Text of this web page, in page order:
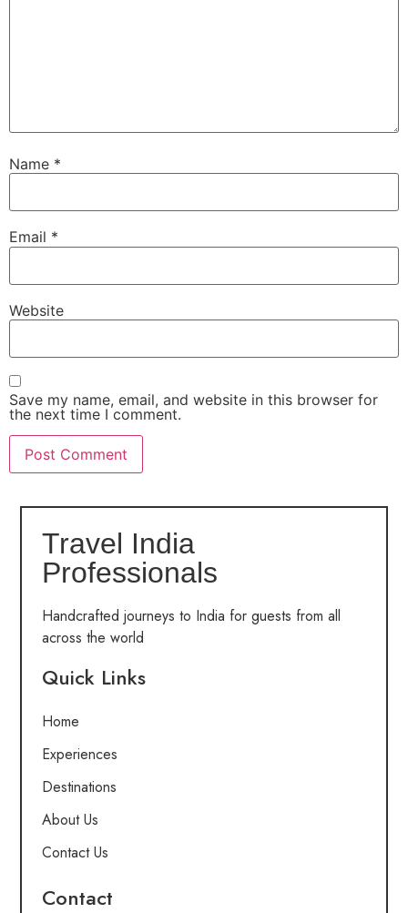
Name *
Email *
Website
Save my name, email, and website in this browser for
the next time I comment.
Travel India
Professionals
Handcrafted journeys to India for guests from all
across the world
Quick Links
Home
Experiences
Destinations
About Us
Contact Us
Contact